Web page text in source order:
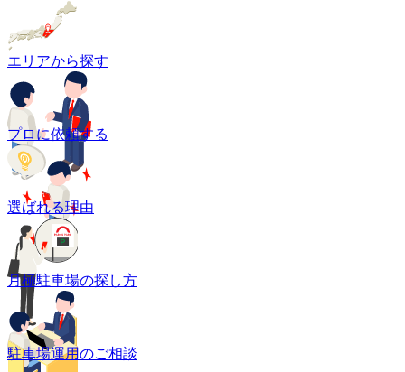
エリアから探す
プロに依頼する
選ばれる理由
月極駐車場の探し方
駐車場運用のご相談